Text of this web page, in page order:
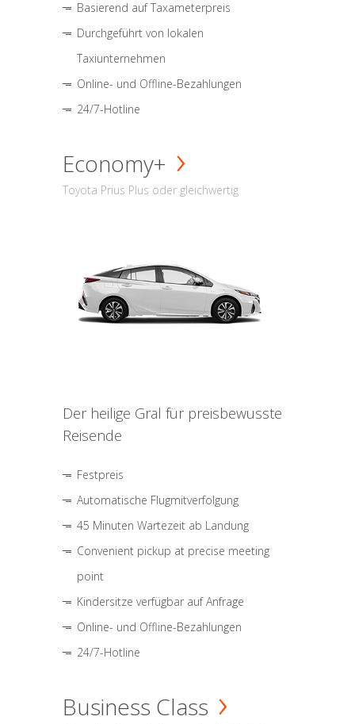
Basierend auf Taxameterpreis
Durchgeführt von lokalen
Taxiunternehmen
Online- und Offline-Bezahlungen
24/7-Hotline
Economy+
Toyota Prius Plus oder gleichwertig
Der heilige Gral für preisbewusste
Reisende
Festpreis
Automatische Flugmitverfolgung
45 Minuten Wartezeit ab Landung
Convenient pickup at precise meeting
point
Kindersitze verfügbar auf Anfrage
Online- und Offline-Bezahlungen
24/7-Hotline
Business Class